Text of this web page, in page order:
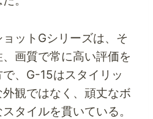
ットGシリーズは、そ
画質で常に高い評価を
、G-15はスタイリッ
観ではなく、頑丈なボ
タイルを貫いている。